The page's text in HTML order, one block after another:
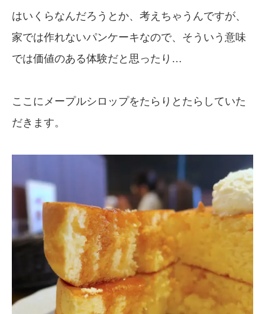
はいくらなんだろうとか、考えちゃうんですが、
家では作れないパンケーキなので、そういう意味
では価値のある体験だと思ったり…
ここにメープルシロップをたらりとたらしていた
だきます。